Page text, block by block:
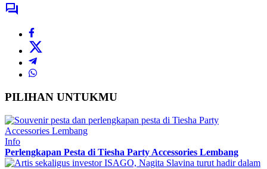
PILIHAN UNTUKMU
Info
Perlengkapan Pesta di Tiesha Party Accessories Lembang